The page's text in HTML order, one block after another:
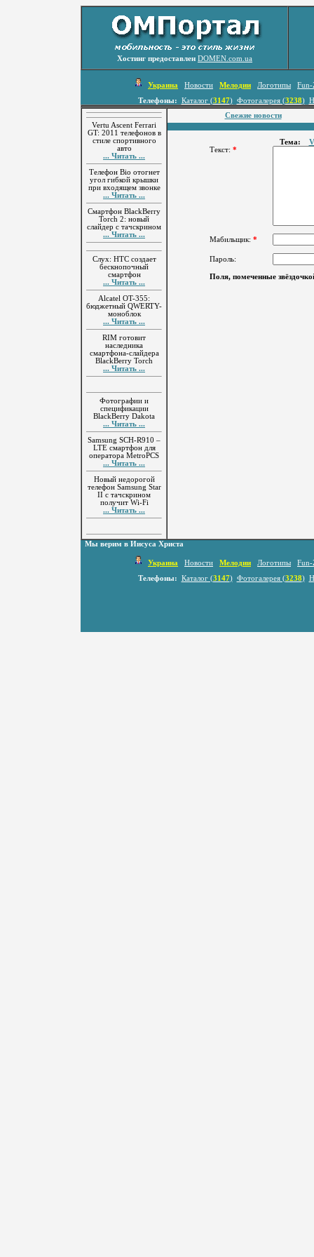
Хостинг предоставлен DOMEN.com.ua
Украина Новости Мелодии Логотипы
Fun-
Телефоны:
Каталог (3147) Фотогалерея (3238)
Vertu Ascent Ferrari
GT: 2011 телефонов в
стиле спортивного
авто
... Читать ...
Телефон Bio отогнет
угол гибкой крышки
при входящем звонке
... Читать ...
Смартфон BlackBerry
Torch 2: новый
слайдер с тачскрином
... Читать ...
Слух: HTC создает
бескнопочный
смартфон
... Читать ...
Alcatel OT-355:
бюджетный QWERTY-
моноблок
... Читать ...
RIM готовит
наследника
смартфона-слайдера
BlackBerry Torch
... Читать ...
Фотографии и
спецификации
BlackBerry Dakota
... Читать ...
Samsung SCH-R910 –
LTE смартфон для
оператора MetroPCS
... Читать ...
Новый недорогой
телефон Samsung Star
II с тачскрином
получит Wi-Fi
... Читать ...
Свежие новости
Тема:
Текст: *
Мабильщик: *
Пароль:
Поля, помеченные
Мы верим в Иисуса Христа
Украина Новости Мелодии Логотипы
Fun-
Телефоны:
Каталог (3147) Фотогалерея (3238)